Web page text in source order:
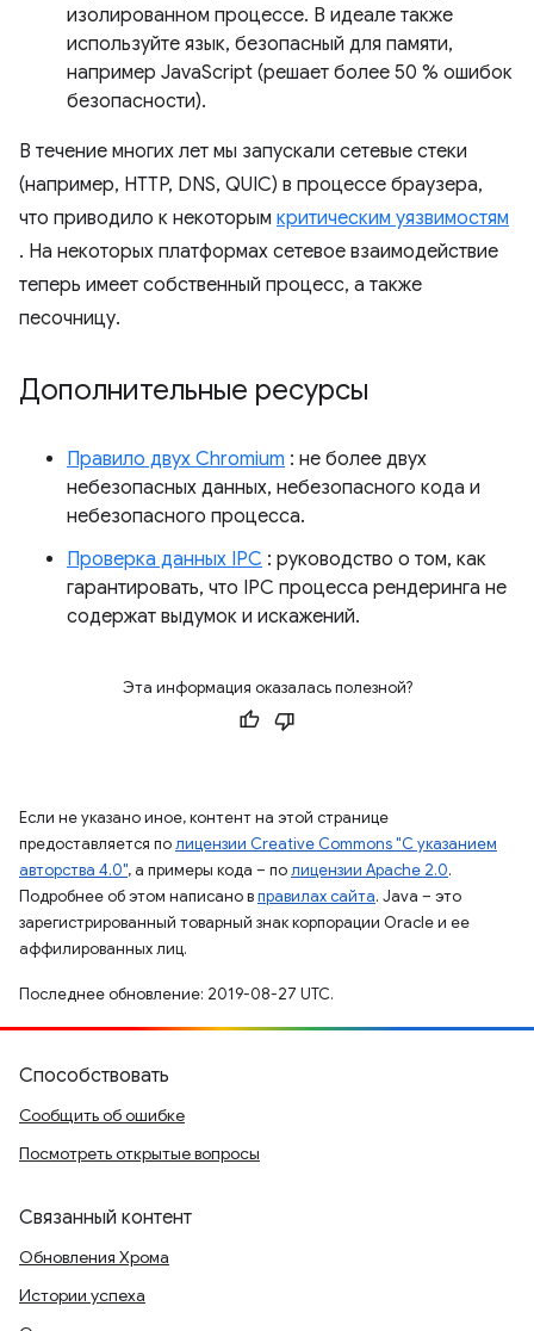
изолированном процессе. В идеале также
используйте язык, безопасный для памяти,
например JavaScript (решает более 50 % ошибок
безопасности).
В течение многих лет мы запускали сетевые стеки
(например, HTTP, DNS, QUIC) в процессе браузера,
что приводило к некоторым критическим уязвимостям
. На некоторых платформах сетевое взаимодействие
теперь имеет собственный процесс, а также
песочницу.
Дополнительные ресурсы
Правило двух Chromium : не более двух
небезопасных данных, небезопасного кода и
небезопасного процесса.
Проверка данных IPC : руководство о том, как
гарантировать, что IPC процесса рендеринга не
содержат выдумок и искажений.
Эта информация оказалась полезной?
Если не указано иное, контент на этой странице
предоставляется полицензии Creative Commons "С указанием
авторства 4.0", а примеры кода – полицензии Apache 2.0.
Подробнее об этом написано вправилах сайта. Java – это
зарегистрированный товарный знак корпорации Oracle и ее
аффилированных лиц.
Последнее обновление: 2019-08-27 UTC.
Способствовать
Сообщить об ошибке
Посмотреть открытые вопросы
Связанный контент
Обновления Хрома
Истории успеха